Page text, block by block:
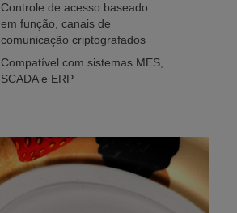
Controle de acesso baseado
em função, canais de
comunicação criptografados
Compatível com sistemas MES,
SCADA e ERP